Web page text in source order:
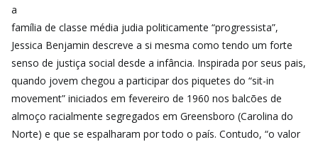
a
família de classe média judia politicamente “progressista”,
Jessica Benjamin descreve a si mesma como tendo um forte
senso de justiça social desde a infância. Inspirada por seus pais,
quando jovem chegou a participar dos piquetes do “sit-in
movement” iniciados em fevereiro de 1960 nos balcões de
almoço racialmente segregados em Greensboro (Carolina do
Norte) e que se espalharam por todo o país. Contudo, “o valor